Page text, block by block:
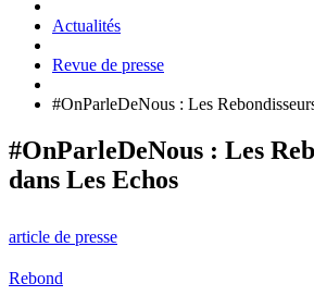
Actualités
Revue de presse
#OnParleDeNous : Les
#OnParleDeNous : Les
dans Les Echos
article de presse
Rebond